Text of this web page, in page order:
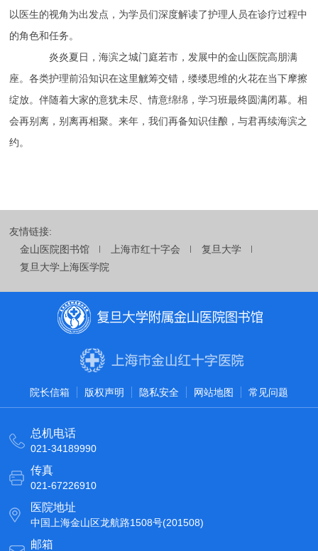
以医生的视角为出发点，为学员们深度解读了护理人员在诊疗过程中
的角色和任务。
炎炎夏日，海滨之城门庭若市，发展中的金山医院高朋满
座。各类护理前沿知识在这里觥筹交错，缕缕思维的火花在当下摩擦
绽放。伴随着大家的意犹未尽、情意绵绵，学习班最终圆满闭幕。相
会再别离，别离再相聚。来年，我们再备知识佳酿，与君再续海滨之
约。
友情链接:
金山医院图书馆
上海市红十字会
复旦大学
复旦大学上海医学院
院长信箱 版权声明 隐私安全 网站地图 常见问题
总机电话
021-34189990
传真
021-67226910
医院地址
中国上海金山区龙航路1508号(201508)
邮箱